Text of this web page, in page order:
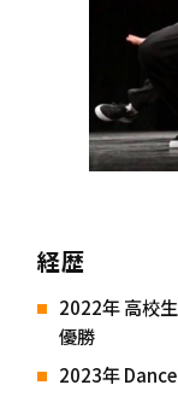
経歴
2022年 高校
優勝
2023年